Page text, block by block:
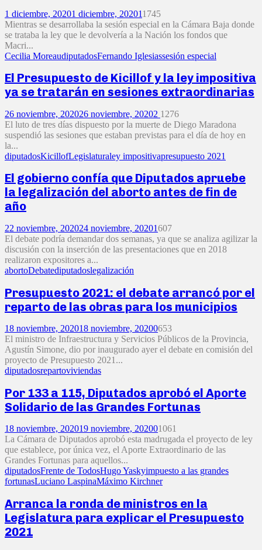
1 diciembre, 20201 diciembre, 202011745
Mientras se desarrollaba la sesión especial en la Cámara Baja donde
se trataba la ley que le devolvería a la Nación los fondos que
Macri...
Cecilia MoreaudiputadosFernando Iglesiassesión especial
El Presupuesto de Kicillof y la ley impositiva
ya se tratarán en sesiones extraordinarias
26 noviembre, 202026 noviembre, 20202 1276
El luto de tres días dispuesto por la muerte de Diego Maradona
suspendió las sesiones que estaban previstas para el día de hoy en
la...
diputadosKicillofLegislaturaley impositivapresupuesto 2021
El gobierno confía que Diputados apruebe
la legalización del aborto antes de fin de
año
22 noviembre, 202024 noviembre, 20201607
El debate podría demandar dos semanas, ya que se analiza agilizar la
discusión con la inserción de las presentaciones que en 2018
realizaron expositores a...
abortoDebatediputadoslegalización
Presupuesto 2021: el debate arrancó por el
reparto de las obras para los municipios
18 noviembre, 202018 noviembre, 20200653
El ministro de Infraestructura y Servicios Públicos de la Provincia,
Agustín Simone, dio por inaugurado ayer el debate en comisión del
proyecto de Presupuesto 2021...
diputadosrepartoviviendas
Por 133 a 115, Diputados aprobó el Aporte
Solidario de las Grandes Fortunas
18 noviembre, 202019 noviembre, 202001061
La Cámara de Diputados aprobó esta madrugada el proyecto de ley
que establece, por única vez, el Aporte Extraordinario de las
Grandes Fortunas para aquellos...
diputadosFrente de TodosHugo Yaskyimpuesto a las grandes
fortunasLuciano LaspinaMáximo Kirchner
Arranca la ronda de ministros en la
Legislatura para explicar el Presupuesto
2021